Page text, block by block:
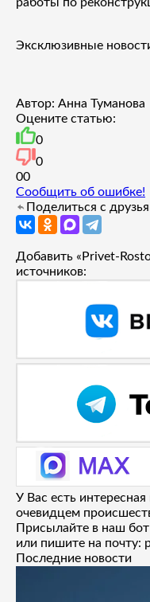
Эксклюзивные
Автор: Анна Туманова
Оцените статью:
0
0
00
Сообщить об ошибке!
Поделиться с
Добавить «Privet-
источников:
У Вас есть
очевидцем
Присылайте в наш бот
или пишите на почту:
Последние новости